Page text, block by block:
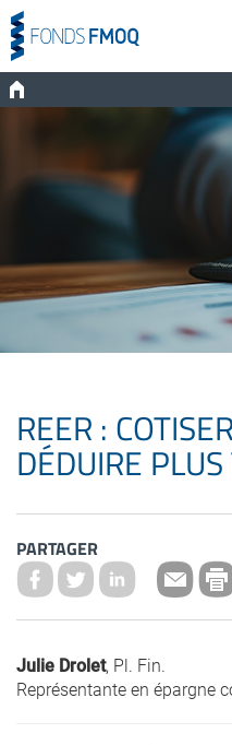
REER :
DÉDUIRE
PARTAGER
Julie Drolet, Pl. Fin.
Représentante en épargne